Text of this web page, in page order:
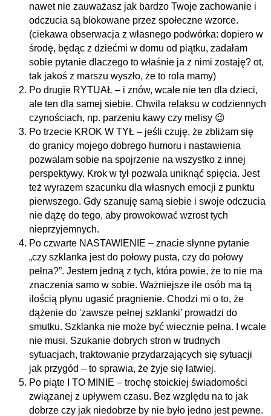
nawet nie zauważasz jak bardzo Twoje zachowanie i
odczucia są blokowane przez społeczne wzorce.
(ciekawa obserwacja z własnego podwórka: dopiero w
środę, będąc z dziećmi w domu od piątku, zadałam
sobie pytanie dlaczego to właśnie ja z nimi zostaję? ot,
tak jakoś z marszu wyszło, że to rola mamy)
Po drugie RYTUAŁ – i znów, wcale nie ten dla dzieci,
ale ten dla samej siebie. Chwila relaksu w codziennych
czynościach, np. parzeniu kawy czy melisy 😉
Po trzecie KROK W TYŁ – jeśli czuję, że zbliżam się
do granicy mojego dobrego humoru i nastawienia
pozwalam sobie na spojrzenie na wszystko z innej
perspektywy. Krok w tył pozwala uniknąć spięcia. Jest
też wyrazem szacunku dla własnych emocji z punktu
pierwszego. Gdy szanuję samą siebie i swoje odczucia
nie dążę do tego, aby prowokować wzrost tych
nieprzyjemnych.
Po czwarte NASTAWIENIE – znacie słynne pytanie
„czy szklanka jest do połowy pusta, czy do połowy
pełna?”. Jestem jedną z tych, która powie, że to nie ma
znaczenia samo w sobie. Ważniejsze ile osób ma tą
ilością płynu ugasić pragnienie. Chodzi mi o to, że
dążenie do 'zawsze pełnej szklanki’ prowadzi do
smutku. Szklanka nie może być wiecznie pełna. I wcale
nie musi. Szukanie dobrych stron w trudnych
sytuacjach, traktowanie przydarzających się sytuacji
jak przygód – to sprawia, że żyje się łatwiej.
Po piąte I TO MINIE – trochę stoickiej świadomości
związanej z upływem czasu. Bez względu na to jak
dobrze czy jak niedobrze by nie było jedno jest pewne.